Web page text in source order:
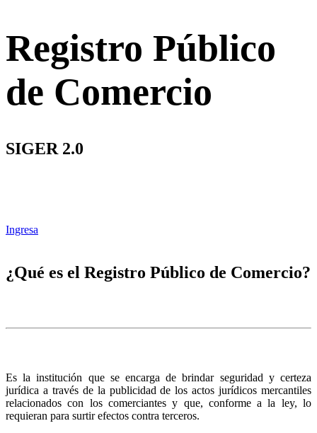
Registro Público
de Comercio
SIGER 2.0
Ingresa
¿Qué es el Registro Público de Comercio?
Es la institución que se encarga de brindar seguridad y certeza
jurídica a través de la publicidad de los actos jurídicos mercantiles
relacionados con los comerciantes y que, conforme a la ley, lo
requieran para surtir efectos contra terceros.